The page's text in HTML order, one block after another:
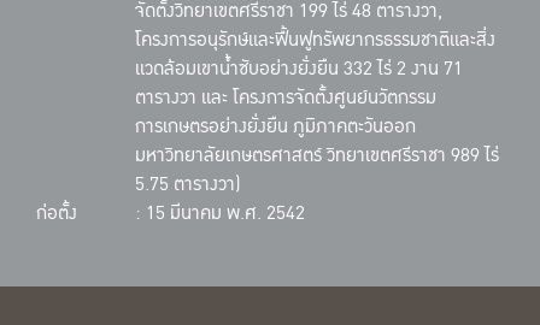
จัดตั้งวิทยาเขตศรีราชา 199 ไร่ 48 ตารางวา,
โครงการอนุรักษ์และฟื้นฟูทรัพยากรธรรมชาติและสิ่ง
แวดล้อมเขาน้ำซับอย่างยั่งยืน 332 ไร่ 2 งาน 71
ตารางวา และ โครงการจัดตั้งศูนย์นวัตกรรม
การเกษตรอย่างยั่งยืน ภูมิภาคตะวันออก
มหาวิทยาลัยเกษตรศาสตร์ วิทยาเขตศรีราชา 989 ไร่
5.75 ตารางวา)
ก่อตั้ง
: 15 มีนาคม พ.ศ. 2542